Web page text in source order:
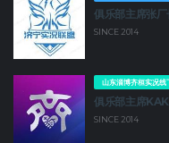
俱乐部主席张厂
SINCE 2014
山东淄博齐桓实况线
俱乐部主席
SINCE 2014